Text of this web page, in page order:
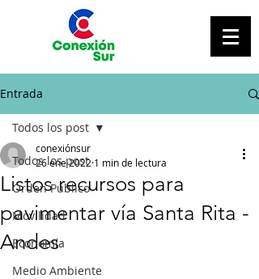
Entrada
Todos los post
Orden Público
Movilidad
Economía
Medio Ambiente
Todos los post
Listos recursos para
pavimentar vía Santa Rita -
Andes
conexiónsur
26 ene 2022 1 min de lectura